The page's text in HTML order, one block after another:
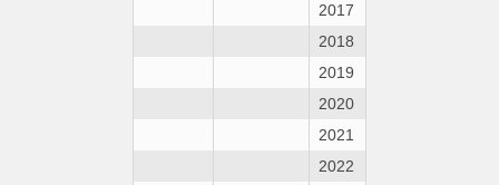
2017
2018
2019
2020
2021
2022